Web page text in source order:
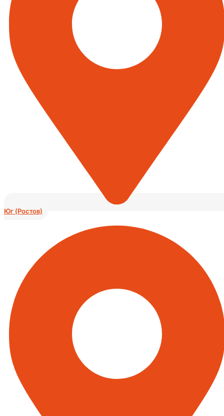
Юг (Ростов)